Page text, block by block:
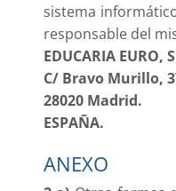
sistema
responsable del
EDUCARIA EURO,
C/ Bravo Murillo,
28020 Madrid.
ESPAÑA.
ANEXO